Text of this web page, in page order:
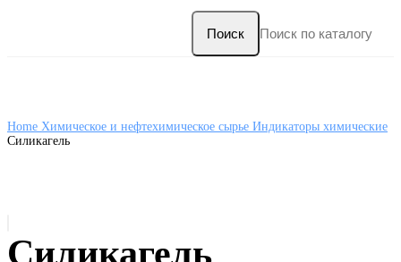
Поиск
Home Химическое и нефтехимическое сырье Индикаторы химические
Силикагель
Силикагель